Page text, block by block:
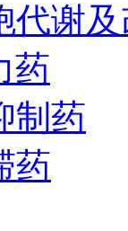
代谢
药
制药
药